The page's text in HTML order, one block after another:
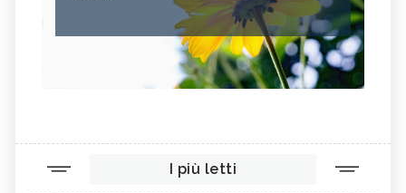
I più letti